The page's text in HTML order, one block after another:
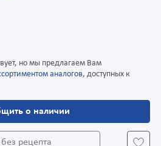
но мы предлагаем Вам
аналогов, доступных к
о наличии
рецепта